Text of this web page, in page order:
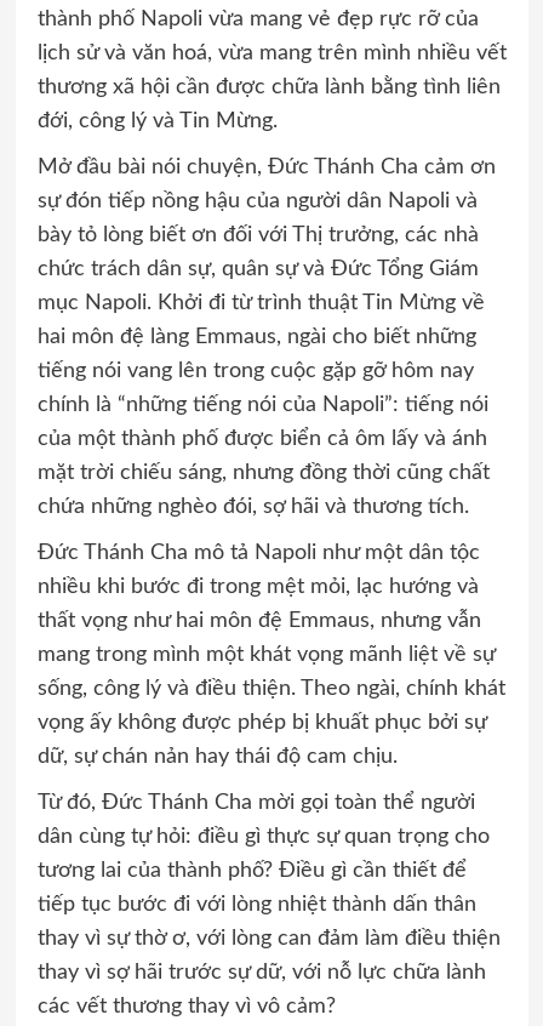
thành phố Napoli vừa mang vẻ đẹp rực rỡ của
lịch sử và văn hoá, vừa mang trên mình nhiều vết
thương xã hội cần được chữa lành bằng tình liên
đới, công lý và Tin Mừng.
Mở đầu bài nói chuyện, Đức Thánh Cha cảm ơn
sự đón tiếp nồng hậu của người dân Napoli và
bày tỏ lòng biết ơn đối với Thị trưởng, các nhà
chức trách dân sự, quân sự và Đức Tổng Giám
mục Napoli. Khởi đi từ trình thuật Tin Mừng về
hai môn đệ làng Emmaus, ngài cho biết những
tiếng nói vang lên trong cuộc gặp gỡ hôm nay
chính là “những tiếng nói của Napoli”: tiếng nói
của một thành phố được biển cả ôm lấy và ánh
mặt trời chiếu sáng, nhưng đồng thời cũng chất
chứa những nghèo đói, sợ hãi và thương tích.
Đức Thánh Cha mô tả Napoli như một dân tộc
nhiều khi bước đi trong mệt mỏi, lạc hướng và
thất vọng như hai môn đệ Emmaus, nhưng vẫn
mang trong mình một khát vọng mãnh liệt về sự
sống, công lý và điều thiện. Theo ngài, chính khát
vọng ấy không được phép bị khuất phục bởi sự
dữ, sự chán nản hay thái độ cam chịu.
Từ đó, Đức Thánh Cha mời gọi toàn thể người
dân cùng tự hỏi: điều gì thực sự quan trọng cho
tương lai của thành phố? Điều gì cần thiết để
tiếp tục bước đi với lòng nhiệt thành dấn thân
thay vì sự thờ ơ, với lòng can đảm làm điều thiện
thay vì sợ hãi trước sự dữ, với nỗ lực chữa lành
các vết thương thay vì vô cảm?